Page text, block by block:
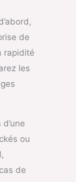
de
rapidité
les
ou
de